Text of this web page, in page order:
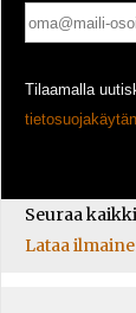
Tilaamalla
Seuraa
Lataa